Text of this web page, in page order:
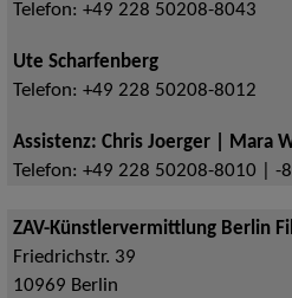
Telefon: +49 228 50208-8043
Ute Scharfenberg
Telefon: +49 228 50208-8012
Assistenz: Chris Joerger | Mara
Telefon: +49 228 50208-8010 | -
ZAV-Künstlervermittlung Berlin
Friedrichstr. 39
10969 Berlin